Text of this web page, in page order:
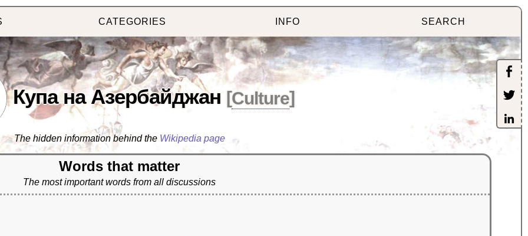
CATEGORIES INFO SEARCH
Купа на Азербайджан [Culture]
The hidden information behind the Wikipedia page
Words that matter
The most important words from all discussions